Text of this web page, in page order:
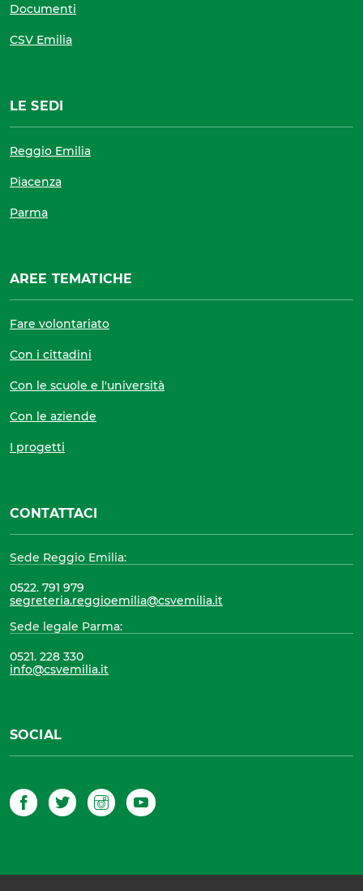
Documenti
CSV Emilia
LE SEDI
Reggio Emilia
Piacenza
Parma
AREE TEMATICHE
Fare volontariato
Con i cittadini
Con le scuole e l'università
Con le aziende
I progetti
CONTATTACI
Sede Reggio Emilia:
0522. 791 979
segreteria.reggioemilia@csvemilia.it
Sede legale Parma:
0521. 228 330
info@csvemilia.it
SOCIAL
FacebookTwitter Instagram